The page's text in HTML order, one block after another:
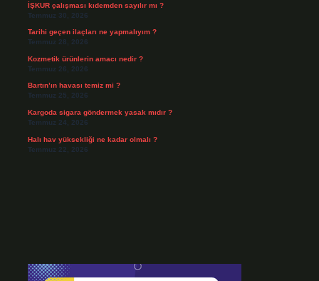
İŞKUR çalışması kıdemden sayılır mı ?
Temmuz 30, 2026
Tarihi geçen ilaçları ne yapmalıyım ?
Temmuz 28, 2026
Kozmetik ürünlerin amacı nedir ?
Temmuz 26, 2026
Bartın’ın havası temiz mi ?
Temmuz 25, 2026
Kargoda sigara göndermek yasak mıdır ?
Temmuz 24, 2026
Halı hav yüksekliği ne kadar olmalı ?
Temmuz 22, 2026